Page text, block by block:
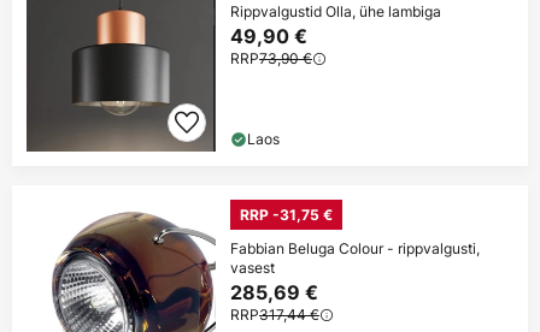
Rippvalgustid Olla, ühe lambiga
49,90 €
RRP73,90 €
Laos
RRP -31,75 €
Fabbian Beluga Colour - rippvalgusti,
vasest
285,69 €
RRP317,44 €